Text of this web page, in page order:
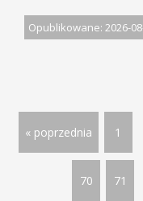
Opublikowane: 2026-
« poprzednia 1
70 71